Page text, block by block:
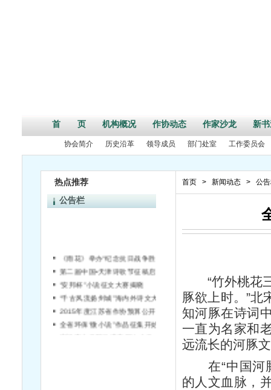
首 页 机构概况 作协动态 作家沙龙 新
协会简介 历史沿革 领导成员 部门处室 工作委员会
热点推荐
公告栏
第二届中国•天津诗歌节征稿启事
“安邦杯”小说征文大赛揭晓
首页 > 新闻动态 > 公
“竹外桃花三
豚欲上时。”北
知河豚在诗词
一直为名家和
远流长的河豚
在“中国河
的人文血脉，